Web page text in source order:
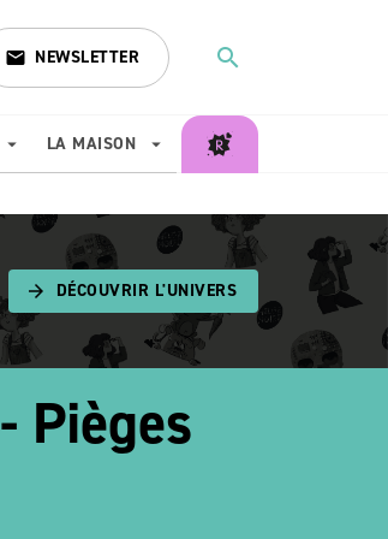
email NEWSLETTER search
arrow_drop_down LA MAISON arrow_drop_down
search
arrow_forward DÉCOUVRIR L'UNIVERS
Pièges